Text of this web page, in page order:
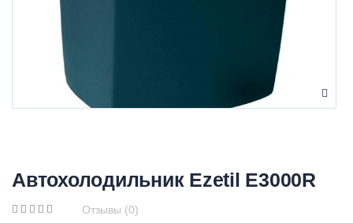
Автохолодильник Ezetil E3000R
Отзывы (0)